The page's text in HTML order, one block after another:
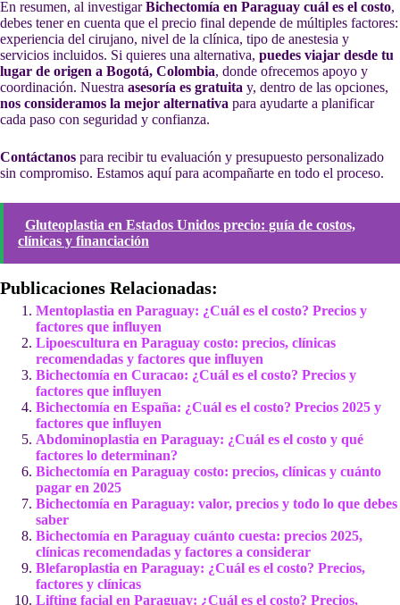
En resumen, al investigarBichectomía en Paraguay cuál es el costo,
debes tener en cuenta que el precio final depende de múltiples factores:
experiencia del cirujano, nivel de la clínica, tipo de anestesia y
servicios incluidos. Si quieres una alternativa, puedes viajar desde tu
lugar de origen a Bogotá, Colombia, donde ofrecemos apoyo y
coordinación. Nuestra asesoría es gratuita y, dentro de las opciones,
nos consideramos la mejor alternativa para ayudarte a planificar
cada paso con seguridad y confianza.
Contáctanos para recibir tu evaluación y presupuesto personalizado
sin compromiso. Estamos aquí para acompañarte en todo el proceso.
Gluteoplastia en Estados Unidos precio: guía de costos,
clínicas y financiación
Publicaciones Relacionadas:
Mentoplastia en Paraguay: ¿Cuál es el costo? Precios y
factores que influyen
Lipoescultura en Paraguay costo: precios, clínicas
recomendadas y factores que influyen
Bichectomía en Curacao: ¿Cuál es el costo? Precios y
factores que influyen
Bichectomía en España: ¿Cuál es el costo? Precios 2025 y
factores que influyen
Abdominoplastia en Paraguay: ¿Cuál es el costo y qué
factores lo determinan?
Bichectomía en Paraguay costo: precios, clínicas y cuánto
pagar en 2025
Bichectomía en Paraguay: valor, precios y todo lo que debes
saber
Bichectomía en Paraguay cuánto cuesta: precios 2025,
clínicas recomendadas y factores a considerar
Blefaroplastia en Paraguay: ¿Cuál es el costo? Precios,
factores y clínicas
Lifting facial en Paraguay: ¿Cuál es el costo? Precios,